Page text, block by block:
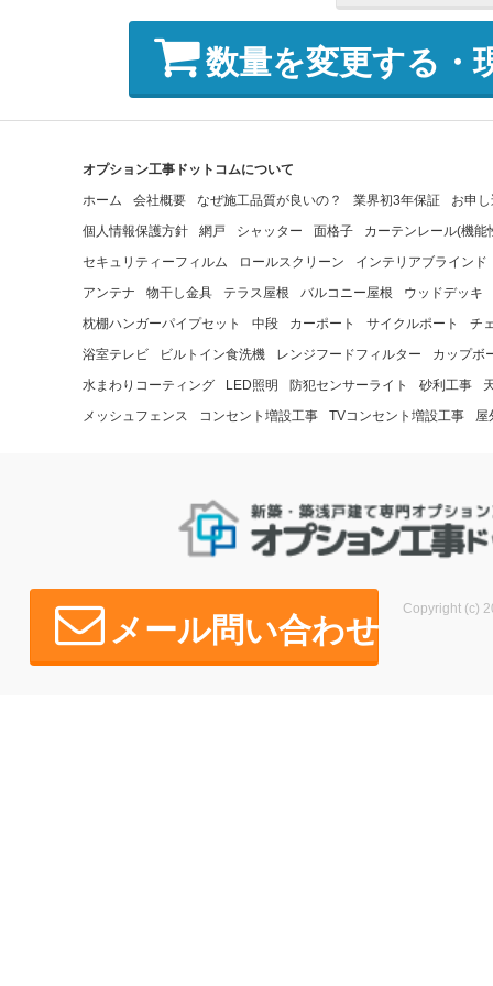
数量を変更する・
オプション工事ドットコムについて
ホーム
会社概要 なぜ施工品質が良いの？ 業界初3年保証
お申
個人情報保護方針
網戸 シャッター 面格子
カーテンレール(機能
セキュリティーフィルム
ロールスクリーン
インテリアブラインド
アンテナ
物干し金具 テラス屋根 バルコニー屋根
ウッドデッキ
枕棚ハンガーパイプセット
中段 カーポート サイクルポート
チ
浴室テレビ
ビルトイン食洗機 レンジフードフィルター
カップボ
水まわりコーティング
LED照明 防犯センサーライト 砂利工事
メッシュフェンス
コンセント増設工事 TVコンセント増設工事 屋
メール問い合わせ
Copyright (c)